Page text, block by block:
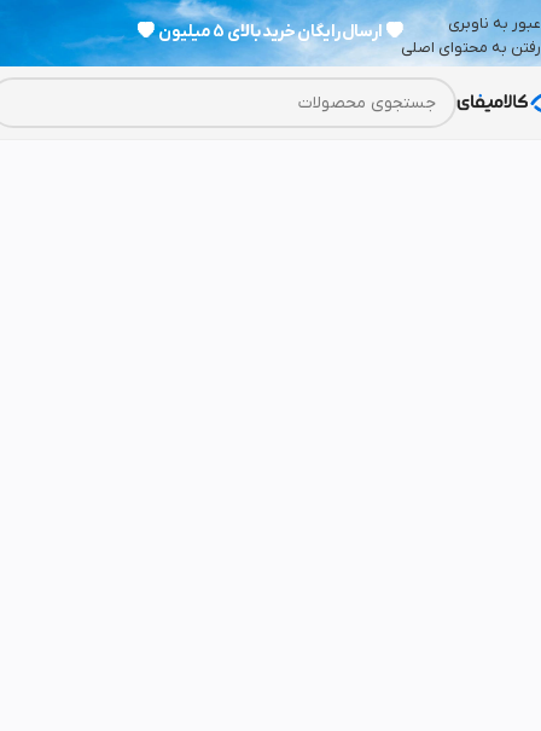
عبور به ناوبری
رفتن به محتوای اصلی
💗 ارسال رایگان خرید بالای 5 میلیون 💗